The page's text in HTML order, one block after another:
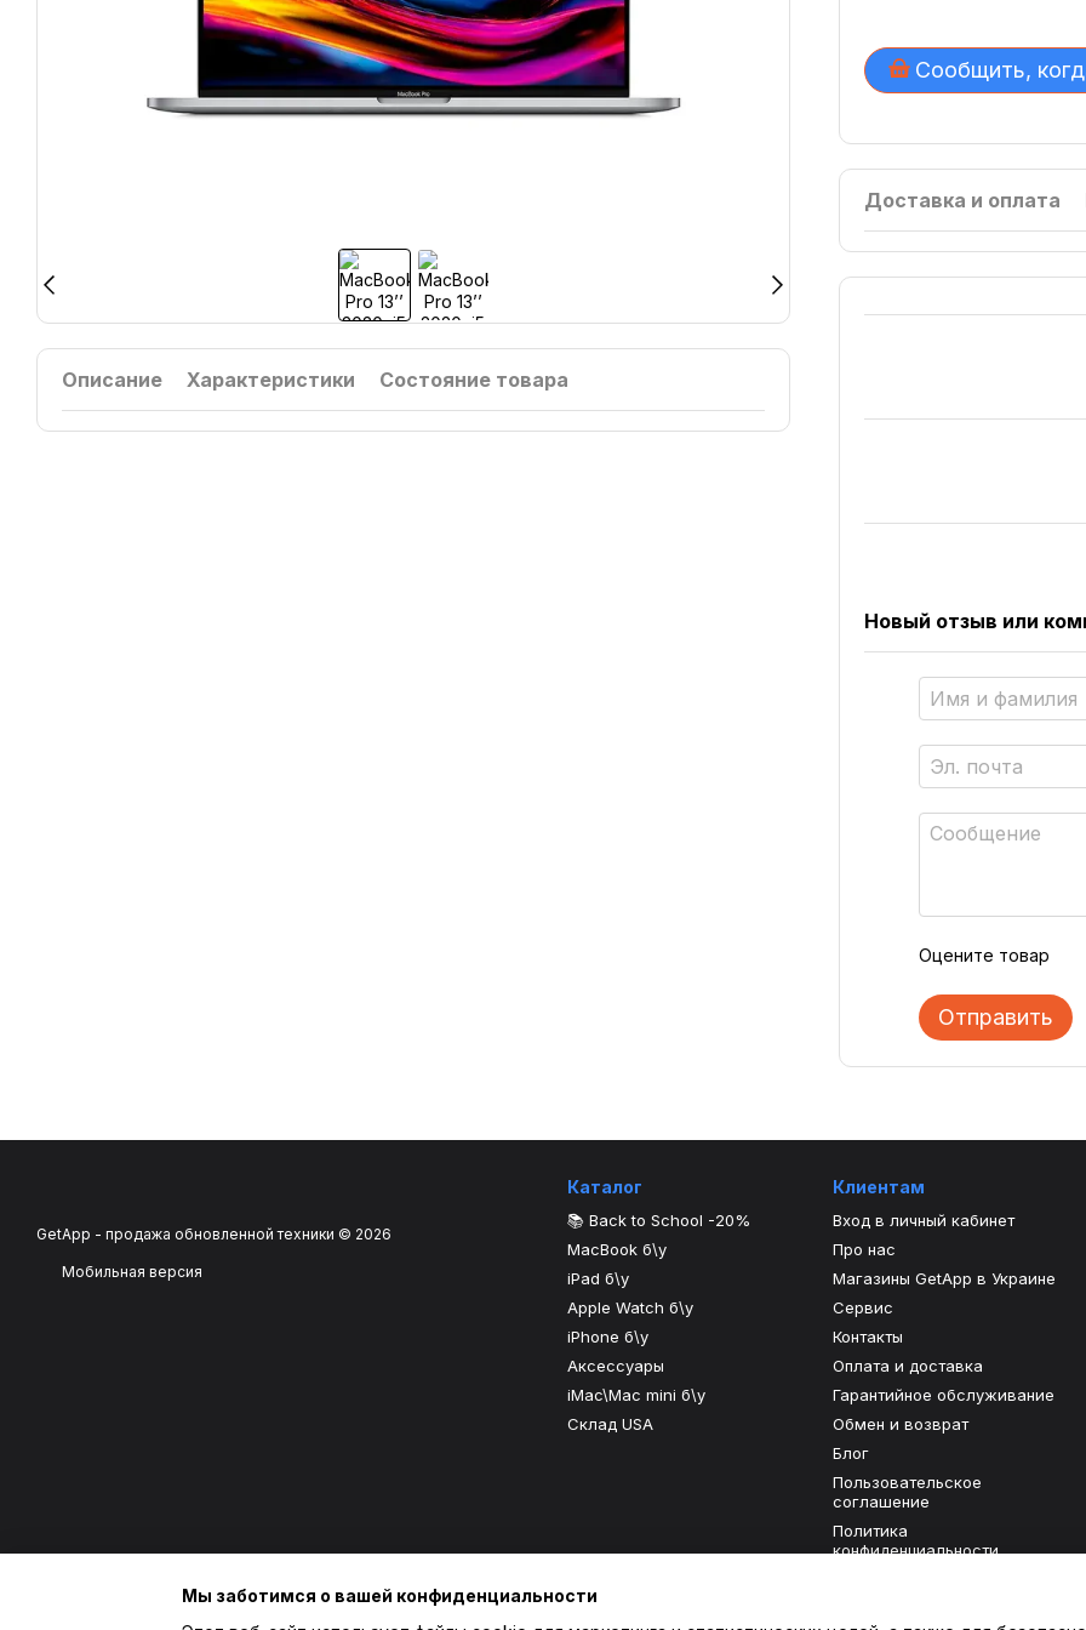
Описание Характеристики Состояние товара
Сообщить,
Доставка и оплата
Новый отзыв или
Оцените товар
Отправить
GetApp - продажа обновленной техники © 2026
Мобильная версия
Каталог
📚 Back to School -20%
MacBook б\у
iPad б\у
Apple Watch б\у
iPhone б\у
Аксессуары
iMac\Mac mini б\у
Склад USA
Клиентам
Вход в личный кабинет
Про нас
Магазины GetApp в Украине
Сервис
Контакты
Оплата и доставка
Гарантийное обслуживание
Обмен и возврат
Блог
Пользовательское
соглашение
Политика
конфиденциальности
Мы заботимся о вашей конфиденциальности